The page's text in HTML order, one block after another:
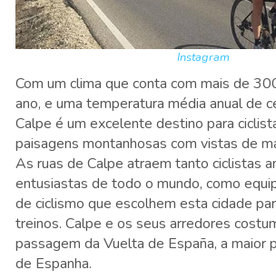
Instagram
Com um clima que conta com mais de
ano, e uma temperatura média anual de
Calpe é um excelente destino para
paisagens montanhosas com vistas de
As ruas de Calpe atraem tanto ciclistas
entusiastas de todo o mundo, como
de ciclismo que escolhem esta cidade
treinos. Calpe e os seus arredores
passagem da Vuelta de España, a maior
de Espanha.